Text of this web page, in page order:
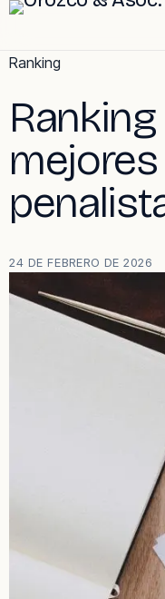
Skip
content
Ranking
Ranking
24 DE FEBRERO DE 2026